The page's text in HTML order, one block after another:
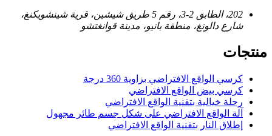
202، الطابق 2-3، رقم 5 طريق شيشين، قرية شينشويكنغ،
شارع دالونغ، منطقة بانيو، مدينة قوانغتشو
منتجات
كرسي الواقع الافتراضي بزاوية 360 درجة
كرسي بيض الواقع الافتراضي
رحلة خيالية بتقنية الواقع الافتراضي
آلة الواقع الافتراضي على شكل جسم طائر مجهول
إطلاق النار بتقنية الواقع الافتراضي